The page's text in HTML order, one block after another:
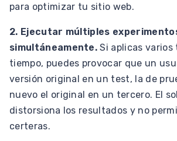
para optimizar tu sitio web.
2. Ejecutar múltiples
simultáneamente. Si aplicas varios
tiempo, puedes provocar que un
versión original en un test, la de
nuevo el original en un tercero. El
distorsiona los resultados y no
certeras.